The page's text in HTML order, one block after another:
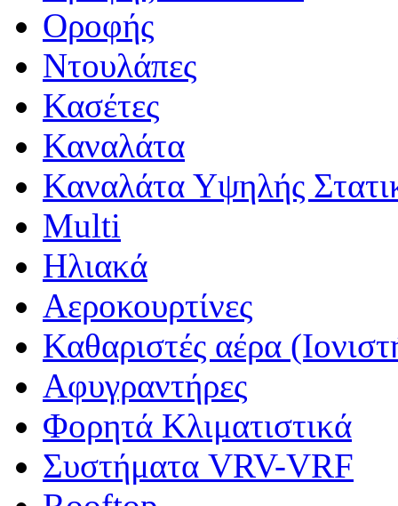
Οροφής
Ντουλάπες
Κασέτες
Καναλάτα
Καναλάτα Υψηλής
Multi
Ηλιακά
Αεροκουρτίνες
Καθαριστές αέρα
Αφυγραντήρες
Φορητά Κλιματιστικά
Συστήματα VRV-VRF